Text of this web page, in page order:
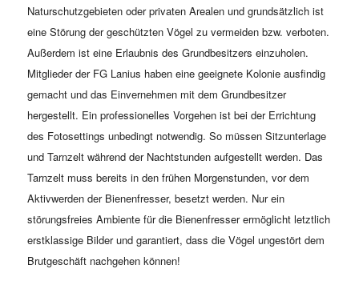
Naturschutzgebieten oder privaten Arealen und grundsätzlich ist
eine Störung der geschützten Vögel zu vermeiden bzw. verboten.
Außerdem ist eine Erlaubnis des Grundbesitzers einzuholen.
Mitglieder der FG Lanius haben eine geeignete Kolonie ausfindig
gemacht und das Einvernehmen mit dem Grundbesitzer
hergestellt. Ein professionelles Vorgehen ist bei der Errichtung
des Fotosettings unbedingt notwendig. So müssen Sitzunterlage
und Tarnzelt während der Nachtstunden aufgestellt werden. Das
Tarnzelt muss bereits in den frühen Morgenstunden, vor dem
Aktivwerden der Bienenfresser, besetzt werden. Nur ein
störungsfreies Ambiente für die Bienenfresser ermöglicht letztlich
erstklassige Bilder und garantiert, dass die Vögel ungestört dem
Brutgeschäft nachgehen können!